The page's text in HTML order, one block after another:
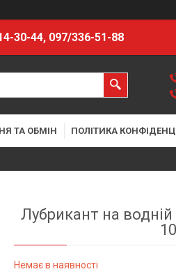
30-44, 097/336-51-88
ТА ОБМІН ПОЛІТИКА
Лубрикант на водній
Немає в наявності